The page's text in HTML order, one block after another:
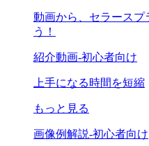
動画から、セラースプ
う！
紹介動画-初心者向け
上手になる時間を短縮
もっと見る
画像例解説-初心者向け